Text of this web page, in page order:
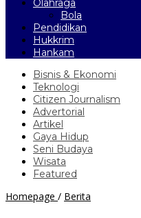
Olahraga
Bola
Pendidikan
Hukkrim
Hankam
Bisnis & Ekonomi
Teknologi
Citizen Journalism
Advertorial
Artikel
Gaya Hidup
Seni Budaya
Wisata
Featured
Homepage / Berita